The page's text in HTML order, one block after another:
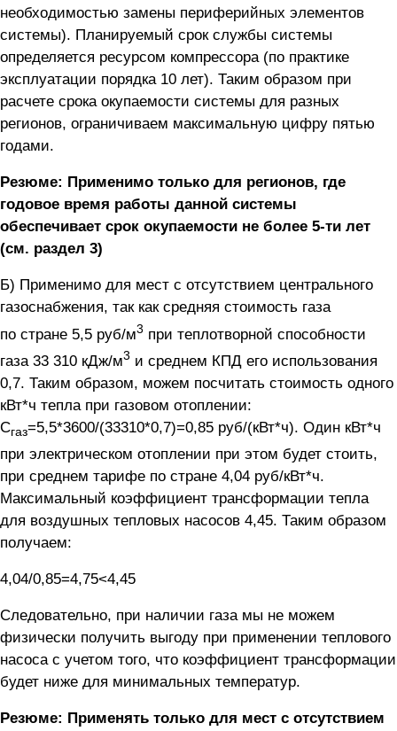
необходимостью замены периферийных элементов
системы). Планируемый срок службы системы
определяется ресурсом компрессора (по практике
эксплуатации порядка 10 лет). Таким образом при
расчете срока окупаемости системы для разных
регионов, ограничиваем максимальную цифру пятью
годами.
Резюме: Применимо только для регионов, где
годовое время работы данной системы
обеспечивает срок окупаемости не более 5-ти лет
(см. раздел 3)
Б) Применимо для мест с отсутствием центрального
газоснабжения, так как средняя стоимость газа
по стране 5,5 руб/м3 при теплотворной способности
газа 33 310 кДж/м3 и среднем КПД его использования
0,7. Таким образом, можем посчитать стоимость одного
кВт*ч тепла при газовом отоплении:
Сгаз=5,5*3600/(33310*0,7)=0,85 руб/(кВт*ч). Один кВт*ч
при электрическом отоплении при этом будет стоить,
при среднем тарифе по стране 4,04 руб/кВт*ч.
Максимальный коэффициент трансформации тепла
для воздушных тепловых насосов 4,45. Таким образом
получаем:
4,04/0,85=4,75<4,45
Следовательно, при наличии газа мы не можем
физически получить выгоду при применении теплового
насоса с учетом того, что коэффициент трансформации
будет ниже для минимальных температур.
Резюме: Применять только для мест с отсутствием